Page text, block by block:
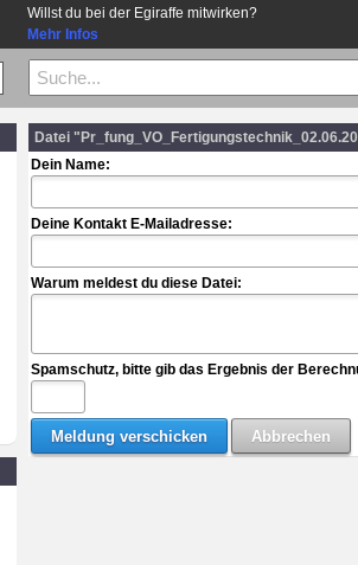
Willst du bei der Egiraffe mitwirken?
Mehr Infos
Datei
Dein Name:
Deine Kontakt E-Mailadresse:
Warum meldest du diese Datei:
Spamschutz, bitte gib das Ergebnis der